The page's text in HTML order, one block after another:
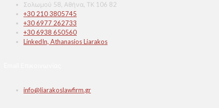
Σολωμού 58, Αθήνα, ΤΚ 106 82
+30 210 3805745
+30 6977 262733
+30 6938 650560
LinkedIn, Athanasios Liarakos
info@liarakoslawfirm.gr